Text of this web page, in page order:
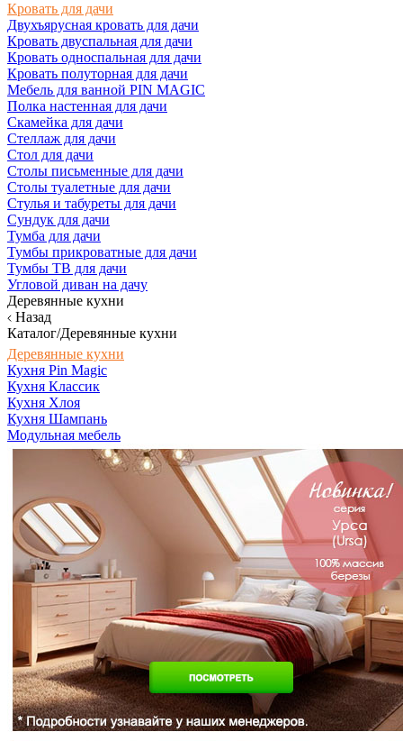
Кровать для дачи
Двухъярусная кровать для дачи
Кровать двуспальная для дачи
Кровать односпальная для дачи
Кровать полуторная для дачи
Мебель для ванной PIN MAGIC
Полка настенная для дачи
Скамейка для дачи
Стеллаж для дачи
Стол для дачи
Столы письменные для дачи
Столы туалетные для дачи
Стулья и табуреты для дачи
Сундук для дачи
Тумба для дачи
Тумбы прикроватные для дачи
Тумбы ТВ для дачи
Угловой диван на дачу
Деревянные кухни
Назад
Каталог/Деревянные кухни
Деревянные кухни
Кухня Pin Magic
Кухня Классик
Кухня Хлоя
Кухня Шампань
Модульная мебель